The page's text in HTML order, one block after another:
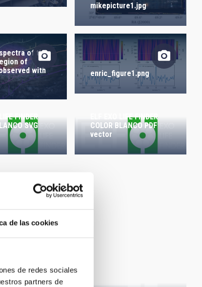
de las cookies
de redes sociales
partners de
ORDER
mikepicture1.jpg
of the
of
with
enric_figure1.png
FINDER
SVG
ELF EXO LIFE FINDER
COLOR BLANCO PDF
vector